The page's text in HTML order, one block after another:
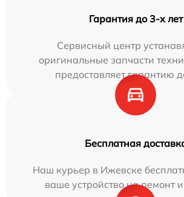
Гарантия до 3-х лет
Сервисный центр
оригинальные запчасти
предоставляет гарантию
Бесплатная
Наш курьер в Ижевске
ваше устройство на ремонт